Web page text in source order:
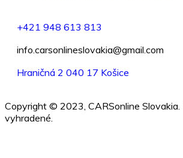
+421 948 613 813
info.carsonlineslovakia@gmail.com
Hraničná 2 040 17 Košice
Copyright © 2023, CARSonline
vyhradené.